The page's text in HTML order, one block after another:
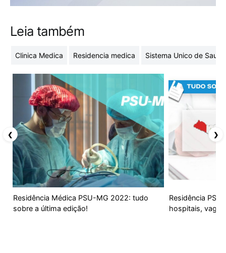
Leia também
Clinica Medica Residencia medica Sistema Unico de
Residência Médica PSU-MG 2022: tudo
sobre a última edição!
Residência
hospitais,
❮ ❯